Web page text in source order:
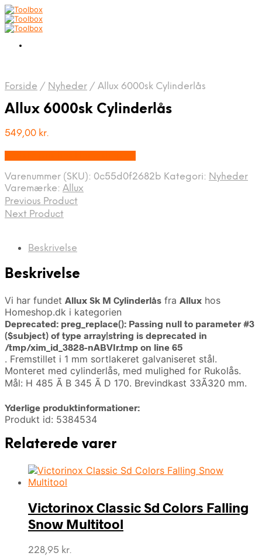
Forside / Nyheder / Allux 6000sk Cylinderlås
Allux 6000sk Cylinderlås
549,00 kr.
Varenummer (SKU): 0c55d0f2682b Kategori: Nyheder
Varemærke: Allux
Previous Product
Next Product
Beskrivelse
Beskrivelse
Vi har fundet Allux Sk M Cylinderlås fra Allux hos
Homeshop.dk i kategorien
Deprecated: preg_replace(): Passing null to parameter #3
($subject) of type array|string is deprecated in
/tmp/xim_id_3828-nABVIr.tmp on line 65
. Fremstillet i 1 mm sortlakeret galvaniseret stål.
Monteret med cylinderlås, med mulighed for Rukolås.
Mål: H 485 Ã B 345 Ã D 170. Brevindkast 33Ã320 mm.
Yderlige produktinformationer:
Produkt id: 5384534
Relaterede varer
Victorinox Classic Sd Colors Falling
Snow Multitool
228,95 kr.